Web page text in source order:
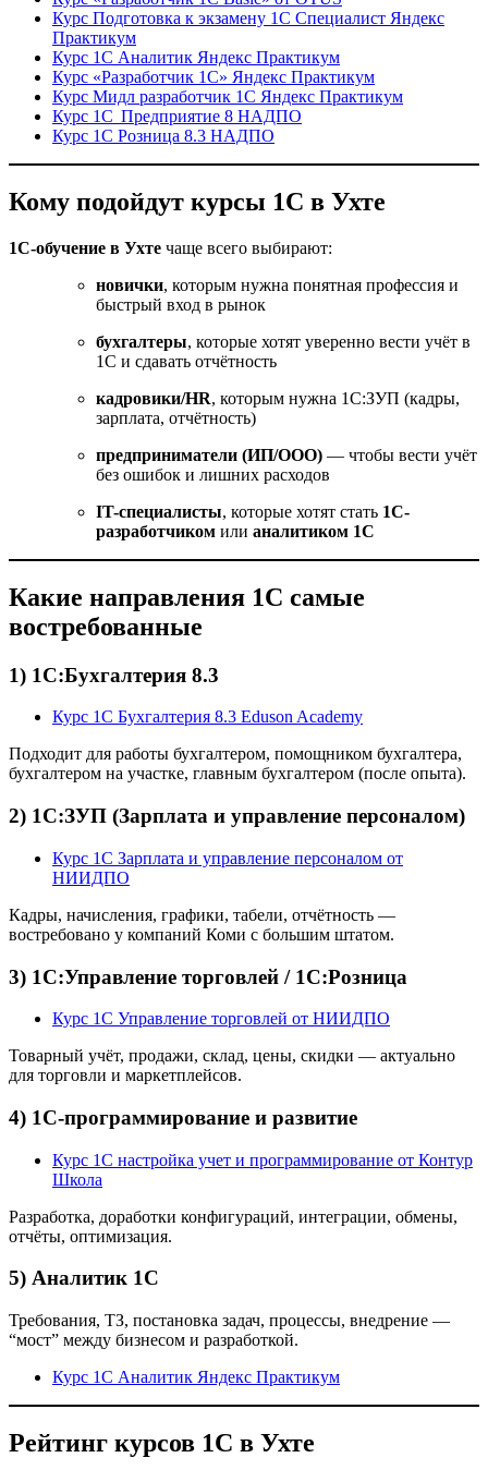
Курс Подготовка к экзамену 1С Специалист Яндекс
Практикум
Курс 1С Аналитик Яндекс Практикум
Курс «Разработчик 1С» Яндекс Практикум
Курс Мидл разработчик 1С Яндекс Практикум
Курс 1С Предприятие 8 НАДПО
Курс 1С Розница 8.3 НАДПО
Кому подойдут курсы 1С в Ухте
1С-обучение в Ухте чаще всего выбирают:
новички, которым нужна понятная профессия и
быстрый вход в рынок
бухгалтеры, которые хотят уверенно вести учёт в
1С и сдавать отчётность
кадровики/HR, которым нужна 1С:ЗУП (кадры,
зарплата, отчётность)
предприниматели (ИП/ООО) — чтобы вести учёт
без ошибок и лишних расходов
IT-специалисты, которые хотят стать 1С-
разработчиком или аналитиком 1С
Какие направления 1С самые
востребованные
1) 1С:Бухгалтерия 8.3
Курс 1С Бухгалтерия 8.3 Eduson Academy
Подходит для работы бухгалтером, помощником бухгалтера,
бухгалтером на участке, главным бухгалтером (после опыта).
2) 1С:ЗУП (Зарплата и управление персоналом)
Курс 1С Зарплата и управление персоналом от
НИИДПО
Кадры, начисления, графики, табели, отчётность —
востребовано у компаний Коми с большим штатом.
3) 1С:Управление торговлей / 1С:Розница
Курс 1С Управление торговлей от НИИДПО
Товарный учёт, продажи, склад, цены, скидки — актуально
для торговли и маркетплейсов.
4) 1С-программирование и развитие
Курс 1С настройка учет и программирование от Контур
Школа
Разработка, доработки конфигураций, интеграции, обмены,
отчёты, оптимизация.
5) Аналитик 1С
Требования, ТЗ, постановка задач, процессы, внедрение —
“мост” между бизнесом и разработкой.
Курс 1С Аналитик Яндекс Практикум
Рейтинг курсов 1С в Ухте